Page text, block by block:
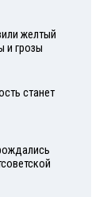
желтый
и грозы
станет